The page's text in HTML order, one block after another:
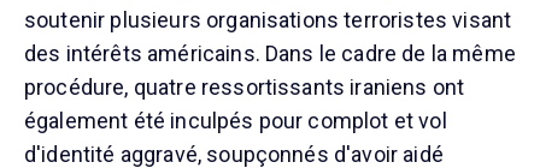
soutenir plusieurs organisations terroristes visant
des intérêts américains. Dans le cadre de la même
procédure, quatre ressortissants iraniens ont
également été inculpés pour complot et vol
d'identité aggravé, soupçonnés d'avoir aidé